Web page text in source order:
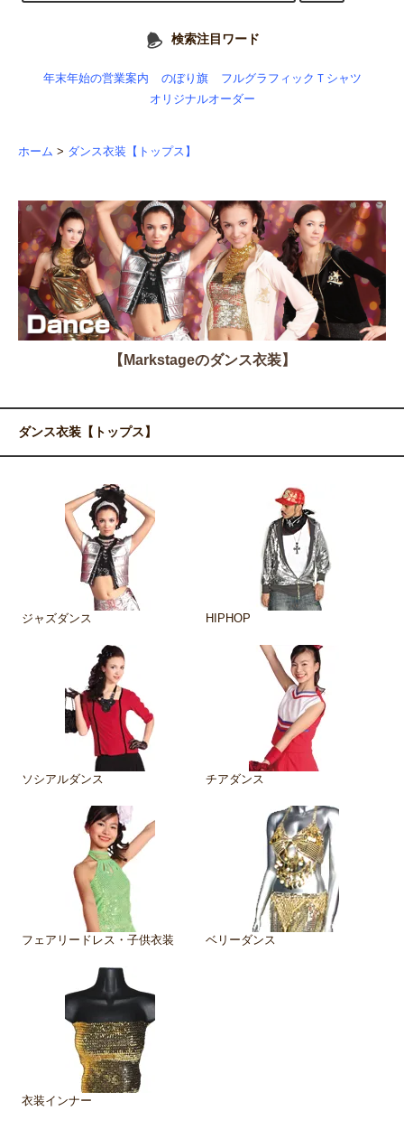
検索注目ワード
年末年始の営業案内 のぼり旗
フルグラフィックＴシャツ
オリジナルオーダー
ホーム > ダンス衣装【トップス】
【Markstageのダンス衣装】
ダンス衣装【トップス】
ジャズダンス HIPHOP
ソシアルダンス チアダンス
フェアリードレス・子供衣装 ベリーダンス
衣装インナー